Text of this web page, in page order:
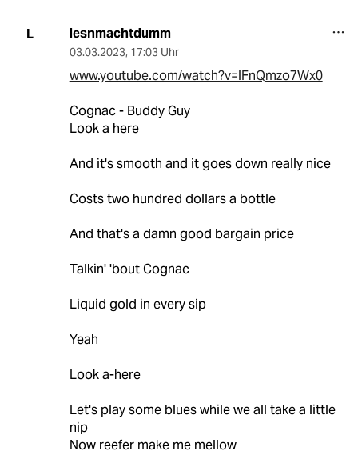
L lesnmachtdumm
03.03.2023, 17:03 Uhr
www.youtube.com/watch?v=lFnQmzo7Wx0
Cognac - Buddy Guy
Look a here
And it's smooth and it goes down really nice
Costs two hundred dollars a bottle
And that's a damn good bargain price
Talkin' 'bout Cognac
Liquid gold in every sip
Yeah
Look a-here
Let's play some blues while we all take a little
nip
Now reefer make me mellow